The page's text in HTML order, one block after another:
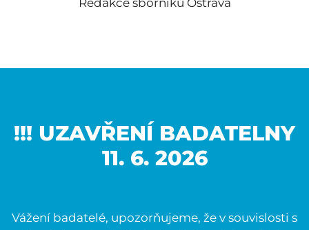
Redakce sborníku Ostrava
!!! UZAVŘENÍ BADATELNY
11. 6. 2026
Vážení badatelé, upozorňujeme, že v souvislosti s